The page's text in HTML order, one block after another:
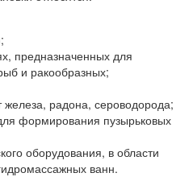
предназначенных для
и ракообразных;
железа, радона, сероводорода;
формирования пузырьковых
оборудования, в области
ванн.